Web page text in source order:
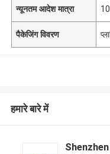
न्यूनतम आदेश मात्रा
पैकेजिंग विवरण
हमारे बारे में